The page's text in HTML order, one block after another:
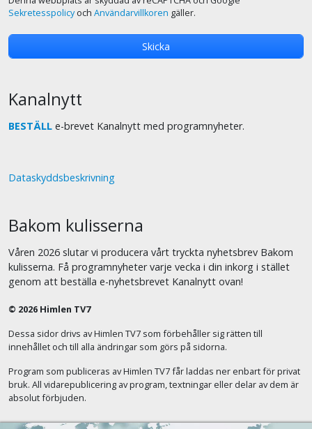
Sekretesspolicyoch Användarvillkoren gäller.
Kanalnytt
BESTÄLL e-brevet Kanalnytt med programnyheter.
Dataskyddsbeskrivning
Bakom kulisserna
Våren 2026 slutar vi producera vårt tryckta nyhetsbrev Bakom
kulisserna. Få programnyheter varje vecka i din inkorg i stället
genom att beställa e-nyhetsbrevet Kanalnytt ovan!
© 2026 Himlen TV7
Dessa sidor drivs av Himlen TV7 som förbehåller sig rätten till
innehållet och till alla ändringar som görs på sidorna.
Program som publiceras av Himlen TV7 får laddas ner enbart för privat
bruk. All vidarepublicering av program, textningar eller delar av dem är
absolut förbjuden.